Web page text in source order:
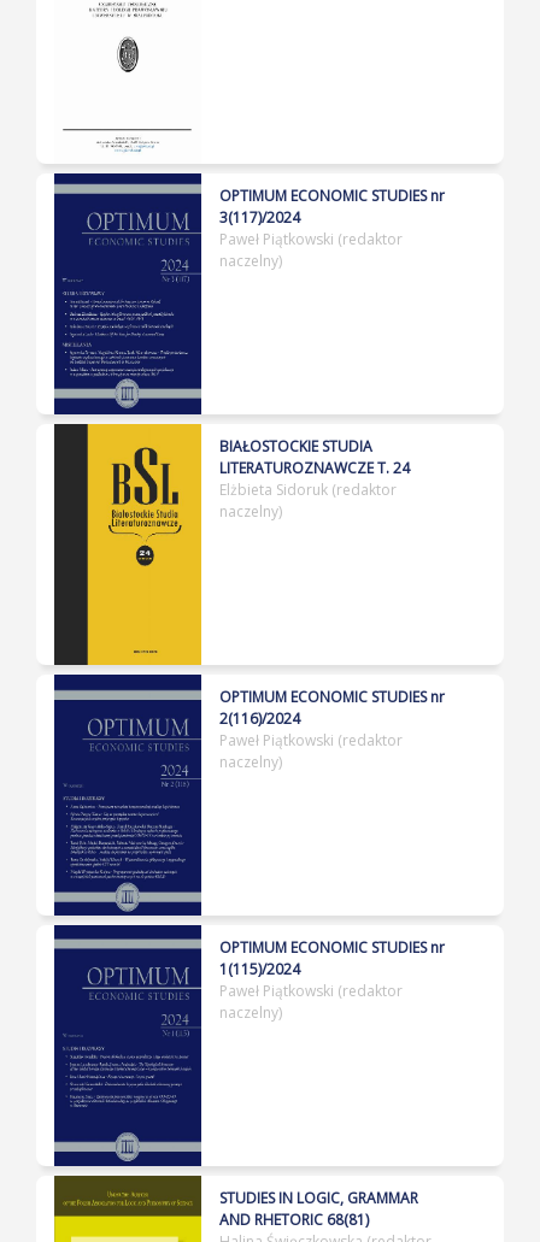
OPTIMUM ECONOMIC STUDIES nr
3(117)/2024
Paweł Piątkowski (redaktor
naczelny)
BIAŁOSTOCKIE STUDIA
LITERATUROZNAWCZE T. 24
Elżbieta Sidoruk (redaktor
naczelny)
OPTIMUM ECONOMIC STUDIES nr
2(116)/2024
Paweł Piątkowski (redaktor
naczelny)
OPTIMUM ECONOMIC STUDIES nr
1(115)/2024
Paweł Piątkowski (redaktor
naczelny)
STUDIES IN LOGIC, GRAMMAR
AND RHETORIC 68(81)